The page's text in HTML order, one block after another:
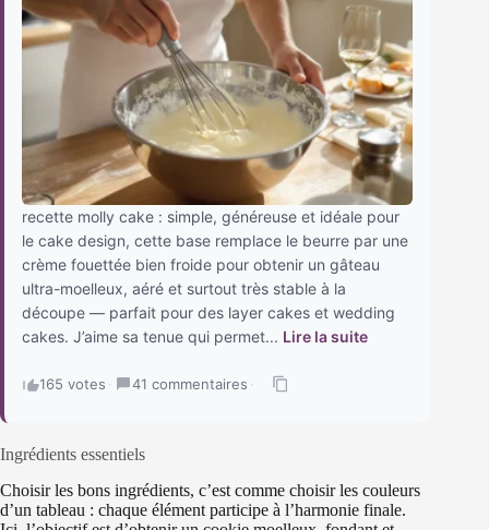
recette molly cake : simple, généreuse et idéale pour
le cake design, cette base remplace le beurre par une
crème fouettée bien froide pour obtenir un gâteau
ultra-moelleux, aéré et surtout très stable à la
découpe — parfait pour des layer cakes et wedding
cakes. J’aime sa tenue qui permet... Lire la suite
165 votes · 41 commentaires ·
Ingrédients essentiels
Choisir les bons ingrédients, c’est comme choisir les couleurs
d’un tableau : chaque élément participe à l’harmonie finale.